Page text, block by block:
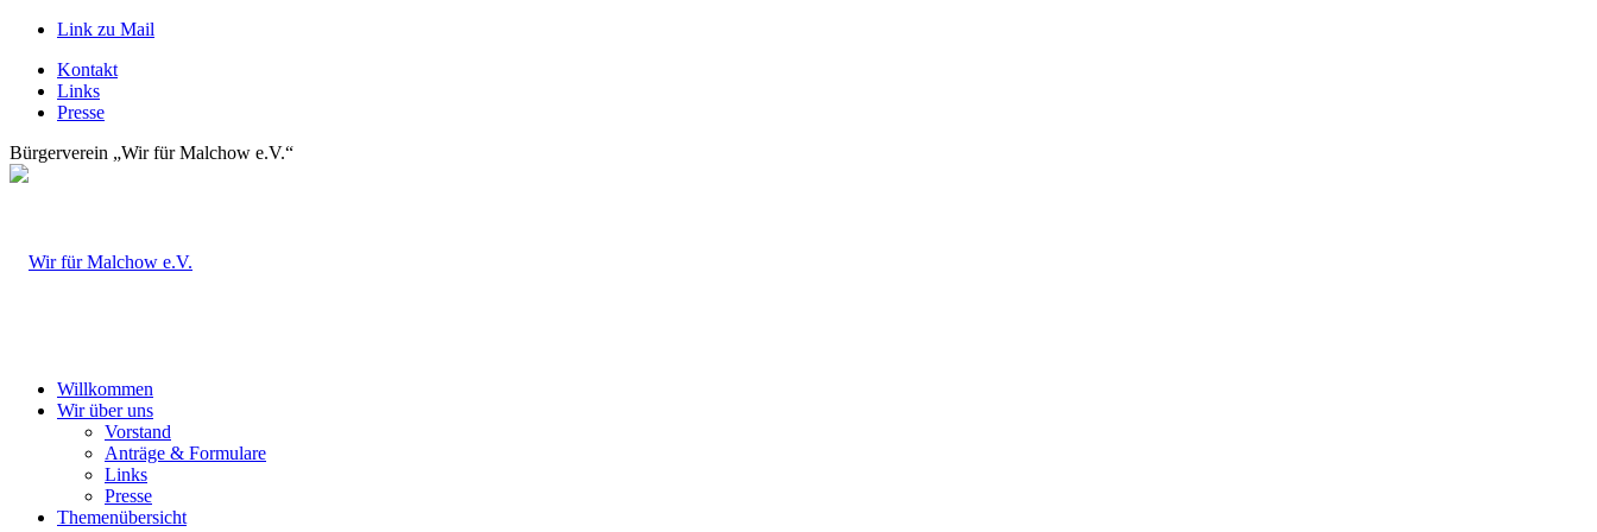
Link zu Mail
Kontakt
Links
Presse
Bürgerverein „Wir für Malchow e.V.“
Willkommen
Wir über uns
Vorstand
Anträge & Formulare
Links
Presse
Themenübersicht